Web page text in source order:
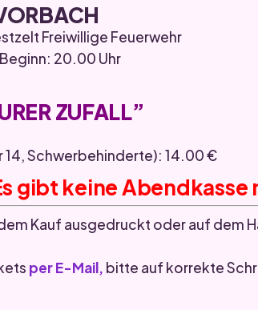
Freiwillige Feuerwehr
20.00 Uhr
ZUFALL”
14, Schwerbehinderte): 14.00 €
gibt keine Abendkasse
Kauf ausgedruckt oder auf dem
per E-Mail, bitte auf korrekte